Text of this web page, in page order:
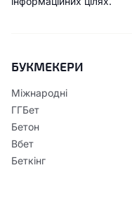
БУКМЕКЕРИ
Міжнародні
ГГБет
Бетон
Вбет
Беткінг